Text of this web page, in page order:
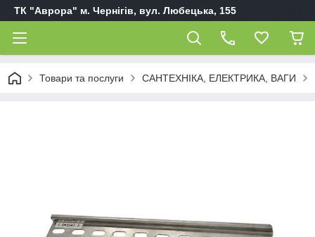
ТК "Аврора" м. Чернігів, вул. Любецька, 155
Товари та послуги САНТЕХНІКА, ЕЛЕКТРИКА, ВАГИ